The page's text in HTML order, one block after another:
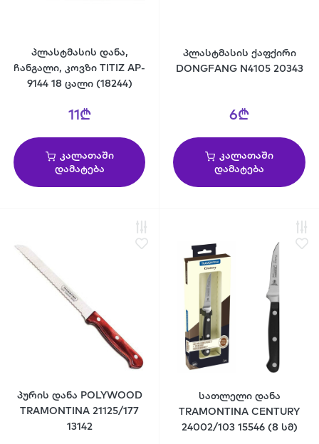
პლასტმასის დანა,
ჩანგალი, კოვზი TITIZ AP-
9144 18 ცალი (18244)
11₾
კალათაში
დამატება
პლასტმასის ქაფქირი
DONGFANG N4105 20343
6₾
კალათაში
დამატება
პურის დანა POLYWOOD
TRAMONTINA 21125/177
13142
სათლელი დანა
TRAMONTINA CENTURY
24002/103 15546 (8 სმ)